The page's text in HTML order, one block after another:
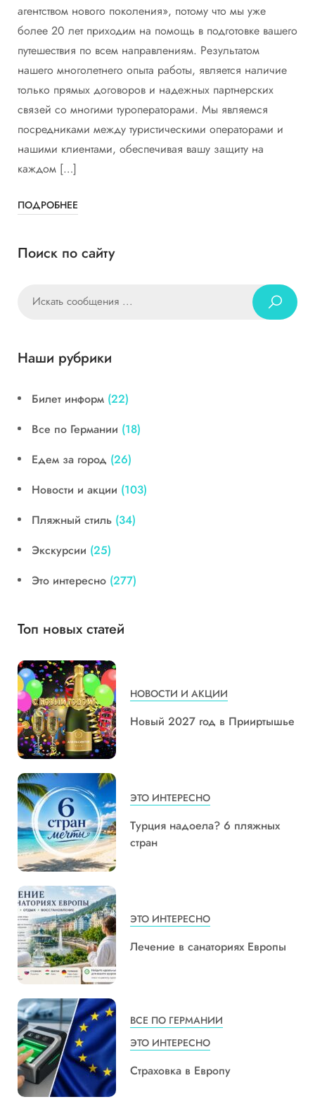
агентством нового поколения», потому что мы уже
более 20 лет приходим на помощь в подготовке вашего
путешествия по всем направлениям. Результатом
нашего многолетнего опыта работы, является наличие
только прямых договоров и надежных партнерских
связей со многими туроператорами. Мы являемся
посредниками между туристическими операторами и
нашими клиентами, обеспечивая вашу защиту на
каждом […]
ПОДРОБНЕЕ
Поиск по сайту
Наши рубрики
Билет информ (22)
Все по Германии (18)
Едем за город (26)
Новости и акции (103)
Пляжный стиль (34)
Экскурсии (25)
Это интересно (277)
Топ новых статей
НОВОСТИ И АКЦИИ
Новый 2027 год в Прииртышье
ЭТО ИНТЕРЕСНО
Турция надоела? 6 пляжных
стран
ЭТО ИНТЕРЕСНО
Лечение в санаториях Европы
ВСЕ ПО ГЕРМАНИИ
ЭТО ИНТЕРЕСНО
Страховка в Европу